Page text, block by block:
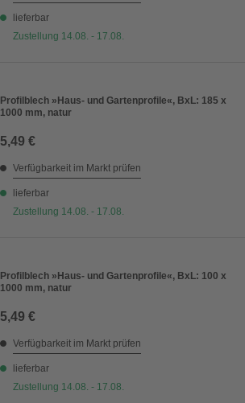
lieferbar
Zustellung 14.08. - 17.08.
Profilblech »Haus- und Gartenprofile«, BxL: 185 x
1000 mm, natur
5,49 €
Verfügbarkeit im Markt prüfen
lieferbar
Zustellung 14.08. - 17.08.
Profilblech »Haus- und Gartenprofile«, BxL: 100 x
1000 mm, natur
5,49 €
Verfügbarkeit im Markt prüfen
lieferbar
Zustellung 14.08. - 17.08.